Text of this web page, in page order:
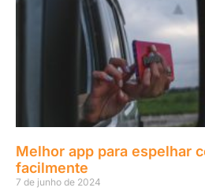
Melhor app para espelhar
facilmente
7 de junho de 2024